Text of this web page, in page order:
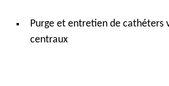
Purge et entretien de cathéters
centraux